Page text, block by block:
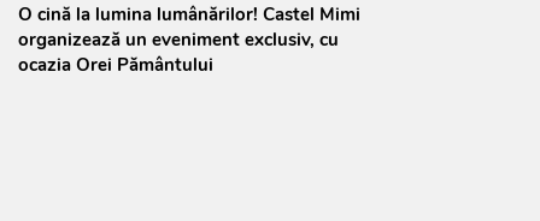
O cină la lumina lumânărilor! Castel Mimi
organizează un eveniment exclusiv, cu
ocazia Orei Pământului